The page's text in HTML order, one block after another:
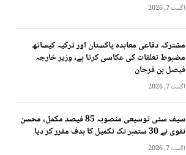
اگست 7, 2026
مشترکہ دفاعی معاہدہ پاکستان اور ترکیہ کیساتھ
مضبوط تعلقات کی عکاسی کرتا ہے، وزیر خارجہ
فیصل بن فرحان
اگست 7, 2026
سیف سٹی توسیعی منصوبہ 85 فیصد مکمل، محسن
نقوی نے 30 ستمبر تک تکمیل کا ہدف مقرر کر دیا
اگست 7, 2026